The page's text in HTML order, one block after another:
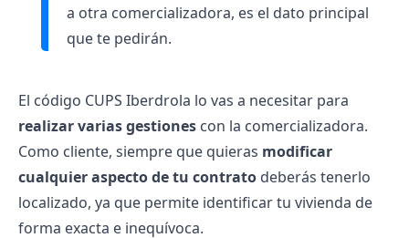
a otra comercializadora, es el dato principal
que te pedirán.
El código CUPS Iberdrola lo vas a necesitar para
realizar varias gestiones con la comercializadora.
Como cliente, siempre que quieras modificar
cualquier aspecto de tu contrato deberás tenerlo
localizado, ya que permite identificar tu vivienda de
forma exacta e inequívoca.